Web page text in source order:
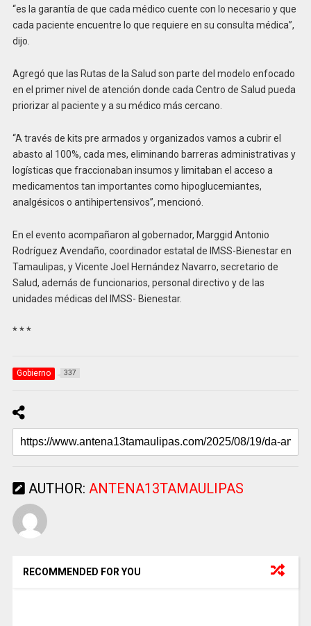
“es la garantía de que cada médico cuente con lo necesario y que
cada paciente encuentre lo que requiere en su consulta médica”,
dijo.
Agregó que las Rutas de la Salud son parte del modelo enfocado
en el primer nivel de atención donde cada Centro de Salud pueda
priorizar al paciente y a su médico más cercano.
“A través de kits pre armados y organizados vamos a cubrir el
abasto al 100%, cada mes, eliminando barreras administrativas y
logísticas que fraccionaban insumos y limitaban el acceso a
medicamentos tan importantes como hipoglucemiantes,
analgésicos o antihipertensivos”, mencionó.
En el evento acompañaron al gobernador, Marggid Antonio
Rodríguez Avendaño, coordinador estatal de IMSS-Bienestar en
Tamaulipas, y Vicente Joel Hernández Navarro, secretario de
Salud, además de funcionarios, personal directivo y de las
unidades médicas del IMSS- Bienestar.
* * *
Gobierno 337
AUTHOR: ANTENA13TAMAULIPAS
RECOMMENDED FOR YOU